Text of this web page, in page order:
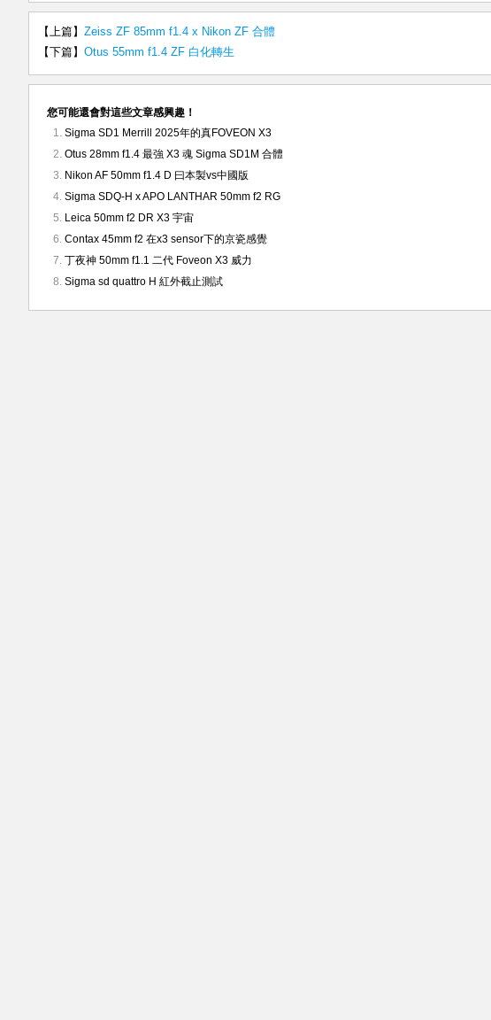
【上篇】 Zeiss ZF 85mm f1.4 x Nikon ZF 合體
【下篇】 Otus 55mm f1.4 ZF 白化轉生
您可能還會對這些文章感興趣！
Sigma SD1 Merrill 2025年的真FOVEON X3
Otus 28mm f1.4 最強 X3 魂 Sigma SD1M 合體
Nikon AF 50mm f1.4 D 曰本製vs中國版
Sigma SDQ-H x APO LANTHAR 50mm f2 RG
Leica 50mm f2 DR X3 宇宙
Contax 45mm f2 在x3 sensor下的京瓷感覺
丁夜神 50mm f1.1 二代 Foveon X3 威力
Sigma sd quattro H 紅外截止測試